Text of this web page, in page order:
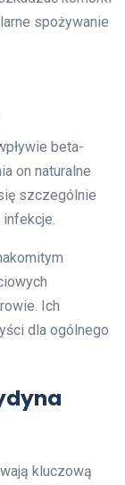
spożywanie
beta-
on naturalne
szczególnie
Ich
dla ogólnego
kluczową